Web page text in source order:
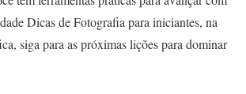
Dicas de Fotografia para iniciantes, na
siga para as próximas lições para dominar